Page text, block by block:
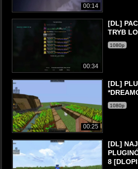
00:14
00:34
[DL]
TRYB
1080p
00:25
[DL]
1080p
[DL]
8